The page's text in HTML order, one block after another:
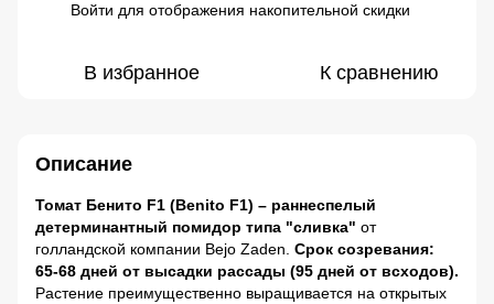
Войти для отображения накопительной скидки
В избранное К сравнению
Описание
Томат Бенито F1 (Benito F1) – раннеспелый
детерминантный помидор типа "сливка" от
голландской компании Bejo Zaden. Срок созревания:
65-68 дней от высадки рассады (95 дней от всходов).
Растение преимущественно выращивается на открытых